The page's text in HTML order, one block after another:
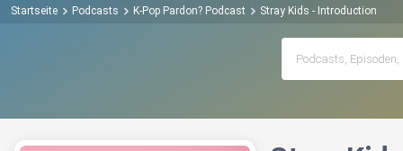
Startseite Podcasts K-Pop Pardon? Podcast Stray Kids - Introduction